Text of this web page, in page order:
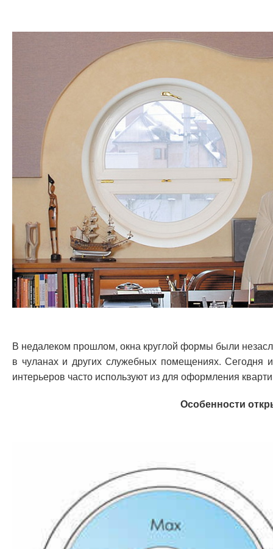
В недалеком прошлом, окна круглой формы были
в чуланах и других служебных помещениях. Сегодня
интерьеров часто используют из для оформления
Особенности